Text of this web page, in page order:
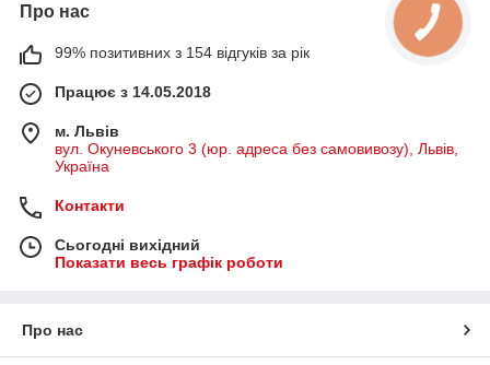
Про нас
99% позитивних з 154 відгуків за рік
Працює з 14.05.2018
м. Львів
вул. Окуневського 3 (юр. адреса без самовивозу), Львів,
Україна
Контакти
Сьогодні вихідний
Показати весь графік роботи
Про нас